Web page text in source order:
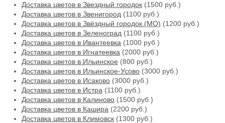
Доставка цветов в Звездный городок (1500 руб.)
Доставка цветов в Звенигород (1100 руб.)
Доставка цветов в Звёздный городок (МО) (1200 руб.)
Доставка цветов в Зеленоград (1100 руб.)
Доставка цветов в Ивантеевка (1000 руб.)
Доставка цветов в Игнатеевка (2000 руб.)
Доставка цветов в Ильинское (800 руб.)
Доставка цветов в Ильинское-Усово (3000 руб.)
Доставка цветов в Исаково (3000 руб.)
Доставка цветов в Истра (1100 руб.)
Доставка цветов в Калиново (1500 руб.)
Доставка цветов в Кашира (2200 руб.)
Доставка цветов в Климовск (1300 руб.)